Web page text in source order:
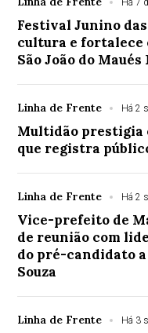
Há 7
Festival Junino
cultura e fortalece
São João do
Linha de Frente Há 2
Multidão prestigia
que registra
Linha de Frente Há 2
Vice-prefeito de
de reunião com
do pré-candidato
Souza
Linha de Frente Há 3